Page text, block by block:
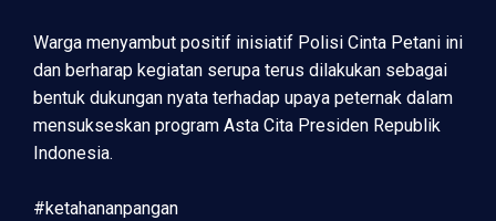
Warga menyambut positif inisiatif Polisi Cinta Petani ini
dan berharap kegiatan serupa terus dilakukan sebagai
bentuk dukungan nyata terhadap upaya peternak dalam
mensukseskan program Asta Cita Presiden Republik
Indonesia.
#ketahananpangan